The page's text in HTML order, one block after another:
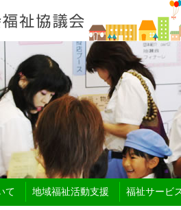
て 地域福祉活動支援 福祉サービ